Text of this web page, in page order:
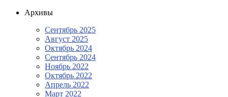
Архивы
Сентябрь 2025
Август 2025
Октябрь 2024
Сентябрь 2024
Ноябрь 2022
Октябрь 2022
Апрель 2022
Март 2022